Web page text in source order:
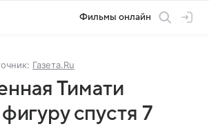
Фильмы онлайн
Газета.Ru
Тимати
спустя 7